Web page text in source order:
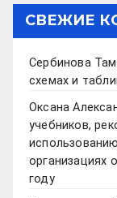
СВЕЖИЕ
Сербинова
схемах и
Оксана
учебников,
организациях
году